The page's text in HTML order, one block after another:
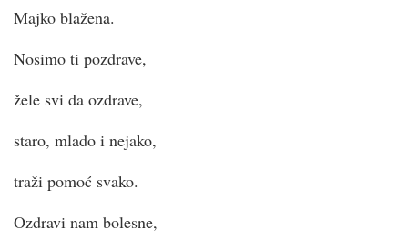
Majko blažena.
Nosimo ti pozdrave,
žele svi da ozdrave,
staro, mlado i nejako,
traži pomoć svako.
Ozdravi nam bolesne,